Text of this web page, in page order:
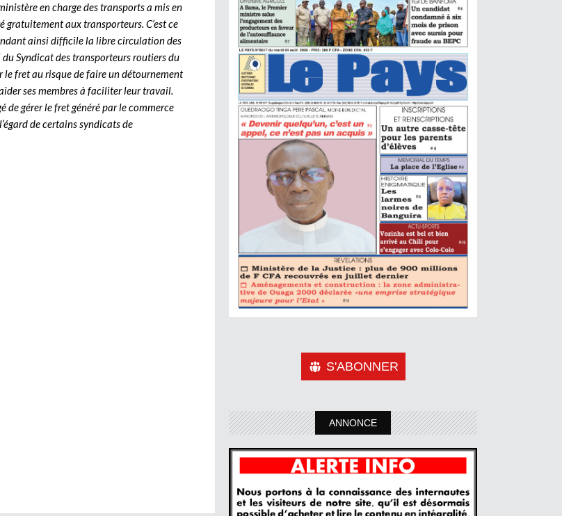
en charge des transports a mis en
aux transporteurs. C’est ce
ainsi difficile la libre circulation des
Syndicat des transporteurs routiers du
le fret au risque de faire un détournement
ses membres à faciliter leur travail.
de gérer le fret généré par le commerce
de certains syndicats de
S'ABONNER
ANNONCE